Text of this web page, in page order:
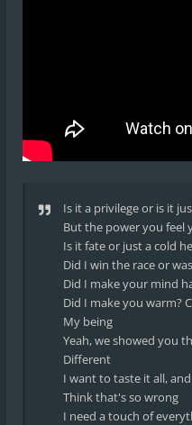
Is it a privilege or is it
But the power you feel
Is it fate or just a cold
Did I win the race or
Did I make your mind
Did I make you warm?
My being
Yeah, we showed you
Different
I want to taste it all,
Think that's so wrong
I need a touch of